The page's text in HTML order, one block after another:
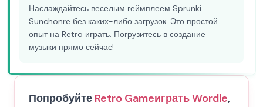
Наслаждайтесь веселым геймплеем Sprunki
Sunchonre без каких-либо загрузок. Это простой
опыт на Retro играть. Погрузитесь в создание
музыки прямо сейчас!
Попробуйте Retro Gameиграть Wordle,